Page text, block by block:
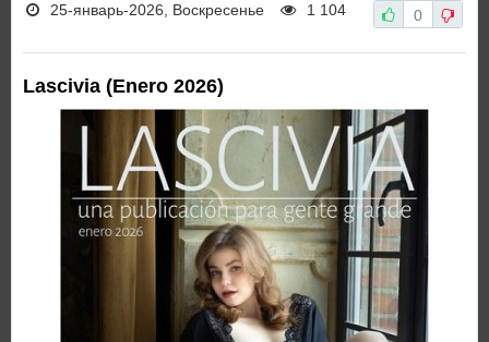
25-январь-2026, Воскресенье 1 104 0
Lascivia (Enero 2026)